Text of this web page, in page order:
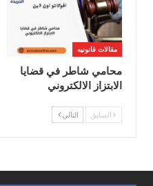
مقالات قانونيه
محامي شاطر في قضايا
الابتزاز الالكتروني
السابق التالي